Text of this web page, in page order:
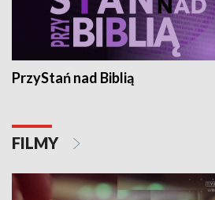
PrzyStań nad Biblią
FILMY